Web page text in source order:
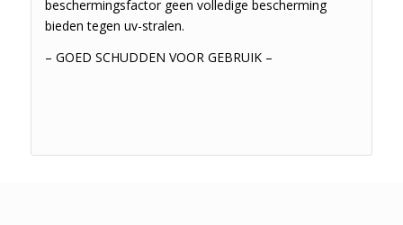
beschermingsfactor geen volledige bescherming
bieden tegen uv-stralen.
– GOED SCHUDDEN VOOR GEBRUIK –